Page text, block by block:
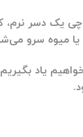
یک دسر
سرو می‌شود
یاد